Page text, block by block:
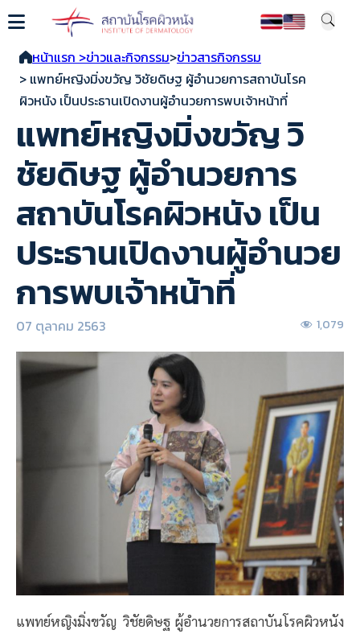
หน้าแรก >ข่าวและกิจกรรม>ข่าวสารกิจกรรม
> แพทย์หญิงมิ่งขวัญ วิชัยดิษฐ ผู้อำนวยการสถาบันโรค
ผิวหนัง เป็นประธานเปิดงานผู้อำนวยการพบเจ้าหน้าที่
แพทย์หญิงมิ่งขวัญ วิ
ชัยดิษฐ ผู้อำนวยการ
สถาบันโรคผิวหนัง เป็น
ประธานเปิดงานผู้อำนวย
การพบเจ้าหน้าที่
07 ตุลาคม 2563 1,079
แพทย์หญิงมิ่งขวัญ วิชัยดิษฐ ผู้อำนวยการสถาบันโรคผิวหนัง